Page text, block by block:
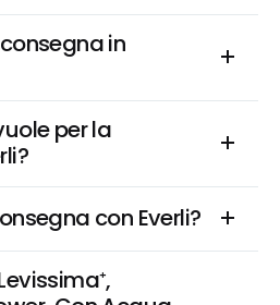
in
per la
con Everli?